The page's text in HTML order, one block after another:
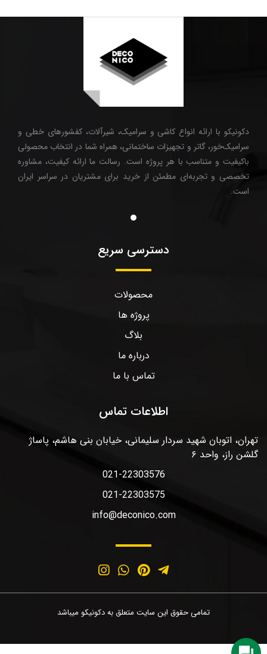
دکونیکو با ارائه انواع کاشی و سرامیک، شیرآلات، کفشورهای خطی و
سرامیک‌خور، گاتر و تجهیزات ساختمانی، همراه شما در انتخاب محصولی
باکیفیت و متناسب با هر پروژه است. رسالت ما ارائه کیفیت، مشاوره
تخصصی و تجربه‌ای مطمئن از خرید برای مشتریان در سراسر ایران
است.
دسترسی سریع
محصولات
پروژه ها
بلاگ
درباره ما
تماس با ما
اطلاعات تماس
تهران، اتوبان شهید سردار سلیمانی، خیابان بنی هاشم، پاساژ
گلشن راز، واحد ۶
021-22303576
021-22303575
info@deconico.com
تمامی حقوق این سایت متعلق به دکونیکو میباشد